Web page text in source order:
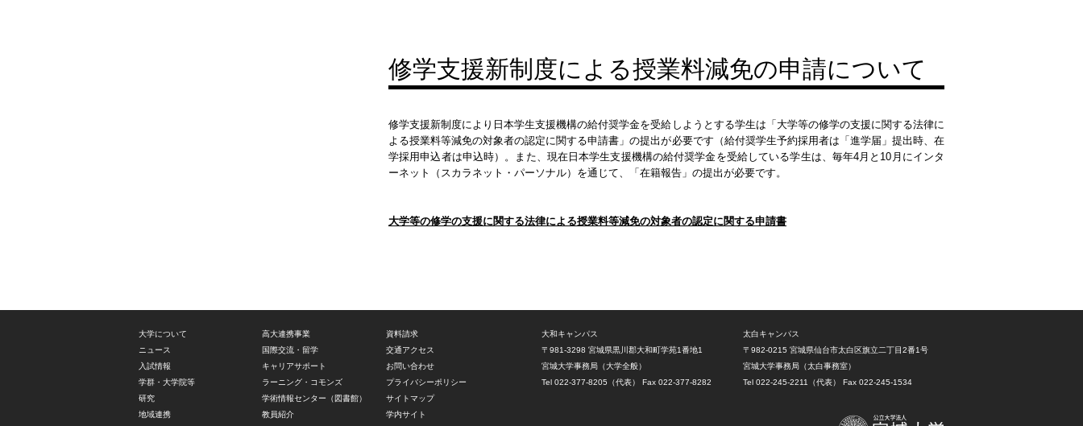
修学支援新制度による授業料減免の申請について
修学支援新制度により日本学生支援機構の給付奨学金を受給しようとする学生は「大学等の修学の支援に関する法律に
よる授業料等減免の対象者の認定に関する申請書」の提出が必要です（給付奨学生予約採用者は「進学届」提出時、在
学採用申込者は申込時）。また、現在日本学生支援機構の給付奨学金を受給している学生は、毎年4月と10月にインタ
ーネット（スカラネット・パーソナル）を通じて、「在籍報告」の提出が必要です。
大学等の修学の支援に関する法律による授業料等減免の対象者の認定に関する申請書
大和キャンパス
〒981-3298 宮城県黒川郡大和町学苑1番地1
宮城大学事務局（大学全般）
Tel 022-377-8205（代表） Fax 022-377-8282
太白キャンパス
〒982-0215 宮城県仙台市太白区旗立二丁目2番1号
宮城大学事務局（太白事務室）
Tel 022-245-2211（代表） Fax 022-245-1534
大学について
ニュース
入試情報
学群・大学院等
研究
地域連携
高大連携事業
国際交流・留学
キャリアサポート
ラーニング・コモンズ
学術情報センター（図書館）
教員紹介
資料請求
交通アクセス
お問い合わせ
プライバシーポリシー
サイトマップ
学内サイト